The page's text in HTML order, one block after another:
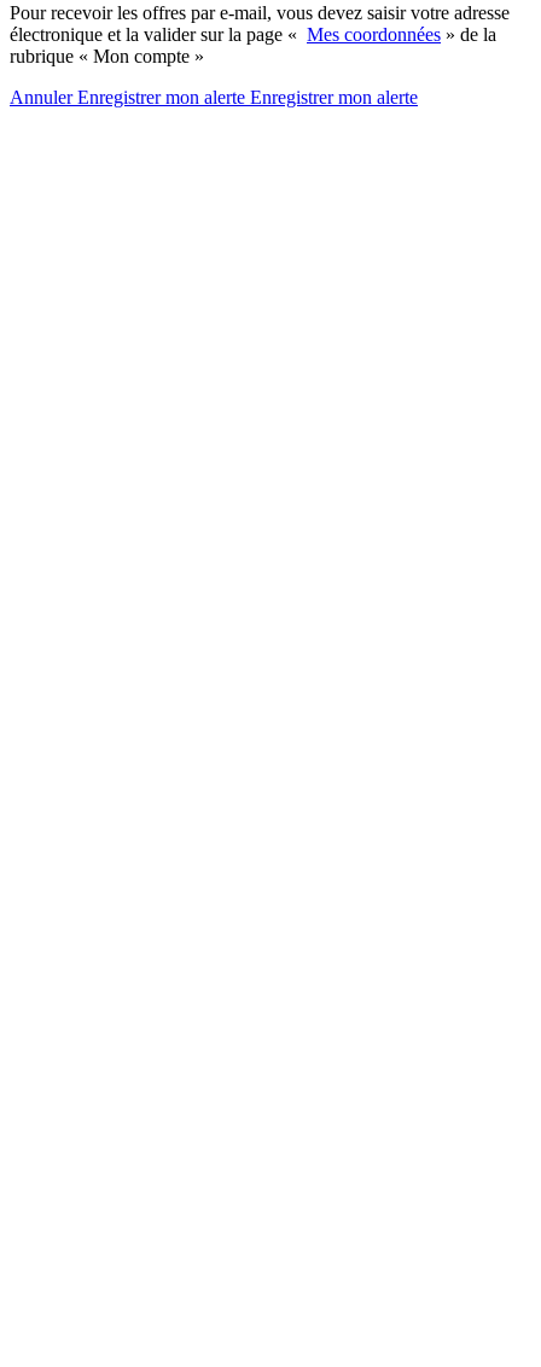
Pour recevoir les offres par e-mail, vous devez saisir votre adresse
électronique et la valider sur la page « Mes coordonnées » de la
rubrique « Mon compte »
AnnulerEnregistrer mon alerte Enregistrermon alerte